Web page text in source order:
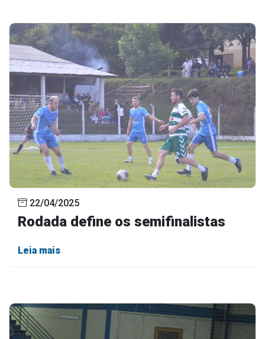
22/04/2025
Rodada define os semifinalistas
Leia mais